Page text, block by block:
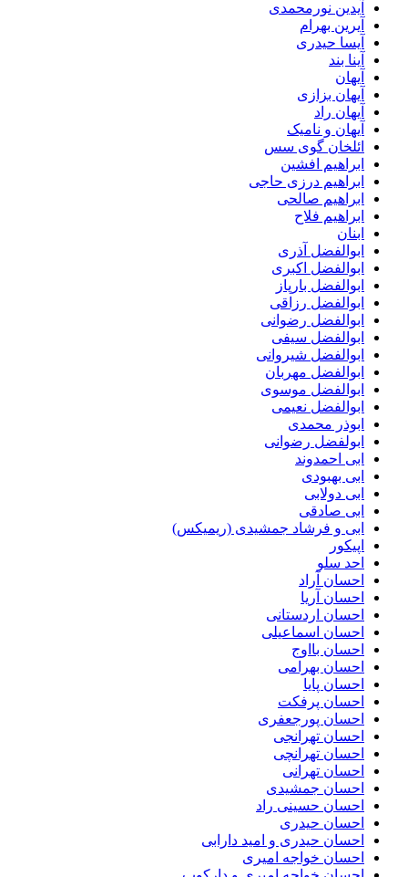
آیدین نورمحمدی
آیرین بهرام
آیسا حیدری
آینا بند
آیهان
آیهان بزازی
آیهان راد
آیهان و نامیک
ائلخان گوی سس
ابراهیم افشین
ابراهیم درزی حاجی
ابراهیم صالحی
ابراهیم فلاح
ابنان
ابوالفضل آذری
ابوالفضل اکبری
ابوالفضل بارپاز
ابوالفضل رزاقی
ابوالفضل رضوانی
ابوالفضل سیفی
ابوالفضل شیروانی
ابوالفضل مهربان
ابوالفضل موسوی
ابوالفضل نعیمی
ابوذر محمدی
ابولفضل رضوانی
ابی احمدوند
ابی بهبودی
ابی دولابی
ابی صادقی
ابی و فرشاد جمشیدی (ریمیکس)
اپیکور
احد سلو
احسان آراد
احسان آریا
احسان اردستانی
احسان اسماعیلی
احسان بااوج
احسان بهرامی
احسان پایا
احسان پرفکت
احسان پورجعفری
احسان تهرانجی
احسان تهرانچی
احسان تهرانی
احسان جمشیدی
احسان حسینی راد
احسان حیدری
احسان حیدری و امید دارابی
احسان خواجه امیری